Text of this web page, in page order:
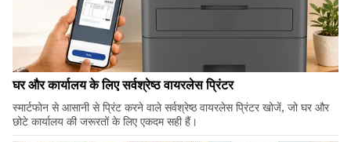
घर और कार्यालय के लिए सर्वश्रेष्ठ वायरलेस प्रिंटर
स्मार्टफोन से आसानी से प्रिंट करने वाले सर्वश्रेष्ठ वायरलेस प्रिंटर खोजें, जो घर और
छोटे कार्यालय की जरूरतों के लिए एकदम सही हैं।